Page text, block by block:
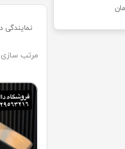
کتری
◼️
اجاق
هود
فر
نمایندگی
مرتب